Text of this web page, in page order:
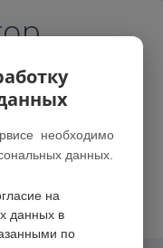
необходимо
данных.
на
данных в
по